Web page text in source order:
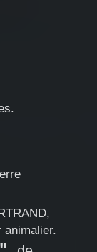
animalier.